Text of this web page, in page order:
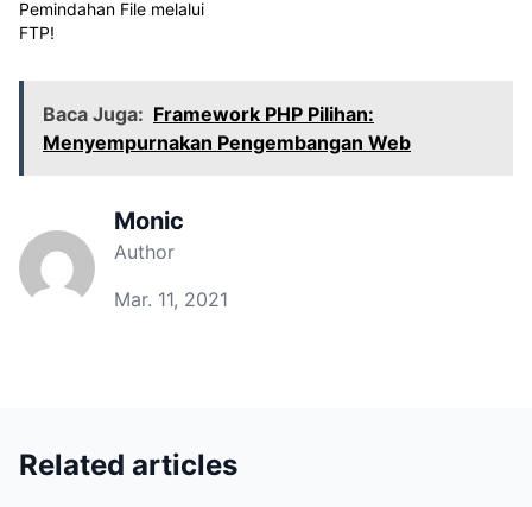
Pemindahan File melalui
FTP!
Baca Juga: Framework PHP Pilihan:
Menyempurnakan Pengembangan Web
Monic
Author
Mar. 11, 2021
Related articles